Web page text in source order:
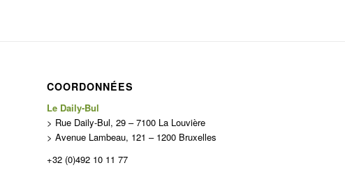
COORDONNÉES
Le Daily-Bul
> Rue Daily-Bul, 29 – 7100 La Louvière
> Avenue Lambeau, 121 – 1200 Bruxelles
+32 (0)492 10 11 77